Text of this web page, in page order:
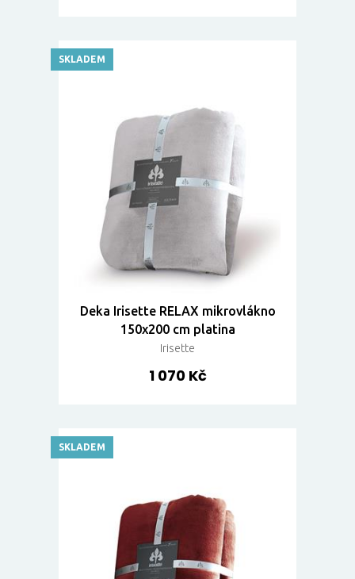
Deka Irisette RELAX mikrovlákno
150x200 cm platina
Irisette
1 070 Kč
SKLADEM
SKLADEM